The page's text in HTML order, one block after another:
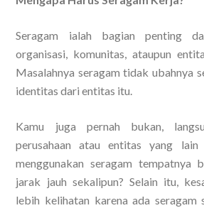
Seragam ialah bagian penting
organisasi, komunitas, ataupun
Masalahnya seragam tidak ubahnya
identitas dari entitas itu.
Kamu juga pernah bukan,
perusahaan atau entitas yang
menggunakan seragam tempatnya
jarak jauh sekalipun? Selain itu,
lebih kelihatan karena ada seragam